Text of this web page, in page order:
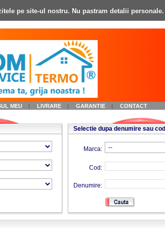
pe site-ul nostru. Nu pastram detalii personale.
MEU | LIVRARE | GARANTIE | CONTACT
Selectie dupa denumire sau cod
Marca:
Cod:
Denumire: